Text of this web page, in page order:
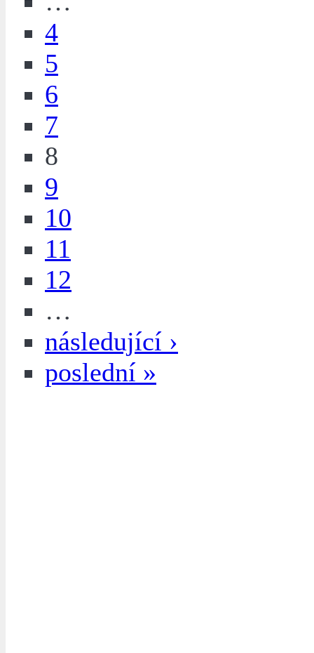
4
5
6
7
8
9
10
11
12
…
následující ›
poslední »